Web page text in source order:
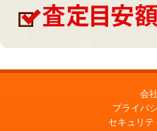
会
プライバ
セキュリテ